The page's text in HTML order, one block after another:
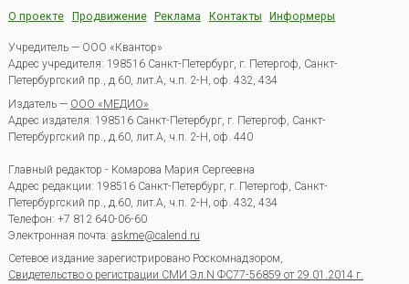
О проекте Продвижение Реклама Контакты Информеры
Учредитель — ООО «Квантор»
Адрес учредителя: 198516 Санкт-Петербург, г. Петергоф, Санкт-
Петербургский пр., д.60, лит.А, ч.п. 2-Н, оф. 432, 434
Издатель — ООО «МЕДИО»
Адрес издателя: 198516 Санкт-Петербург, г. Петергоф, Санкт-
Петербургский пр., д.60, лит.А, ч.п. 2-Н, оф. 440
Главный редактор - Комарова Мария Сергеевна
Адрес редакции: 198516 Санкт-Петербург, г. Петергоф Санкт-
Петербургский пр., д.60, лит.А, ч.п. 2-Н, оф. 432, 434
Телефон: +7 812 640-06-60
Электронная почта: askme@calend.ru
Сетевое издание зарегистрировано Роскомнадзором,
Свидетельство о регистрации СМИ Эл.N ФС77-56859 от 29.01.2014 г.